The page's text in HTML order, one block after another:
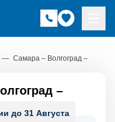
— Самара – Волгоград –
до 31 Августа
–